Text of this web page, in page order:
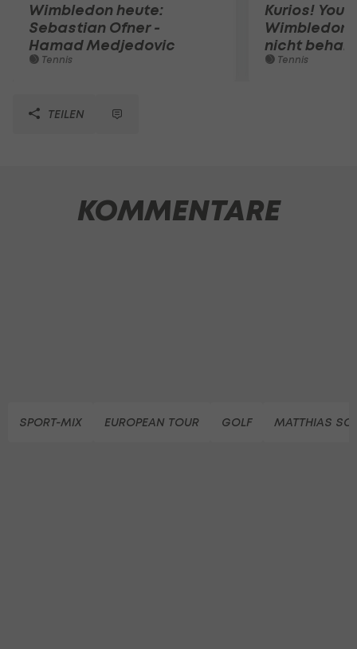
Wimbledon heute:
Sebastian Ofner -
Hamad Medjedovic
Tennis
Kurios!
nicht
Tennis
TEILEN
KOMMENTARE
SPORT-MIX EUROPEAN TOUR GOLF MATTHIAS